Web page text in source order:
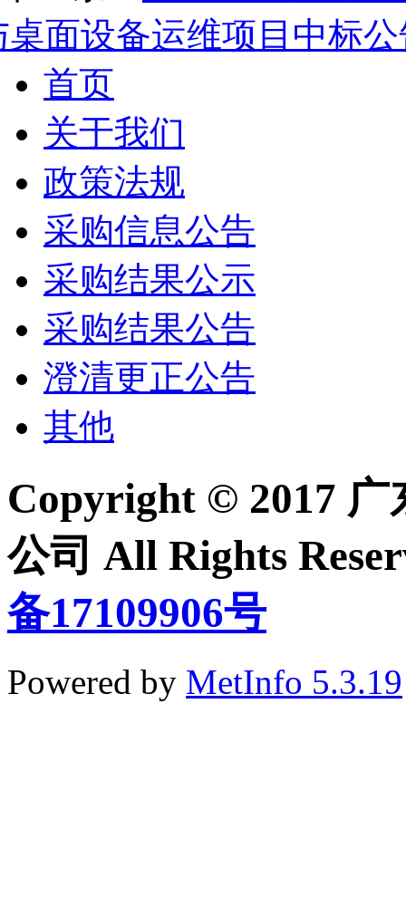
桌面设备运维项目中标
首页
关于我们
政策法规
采购信息公告
采购结果公示
采购结果公告
澄清更正公告
其他
Copyright © 2017
公司 All Rights
备17109906号
Powered by MetInfo 5.3.19